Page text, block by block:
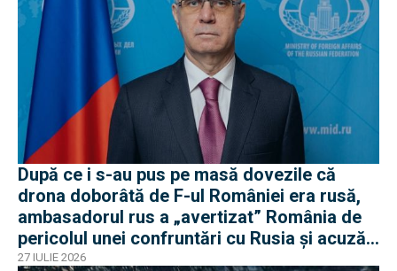
După ce i s-au pus pe masă dovezile că
drona doborâtă de F-ul României era rusă,
ambasadorul rus a „avertizat” România de
pericolul unei confruntări cu Rusia și acuză
o „înscenare propagandistă”
27 IULIE 2026